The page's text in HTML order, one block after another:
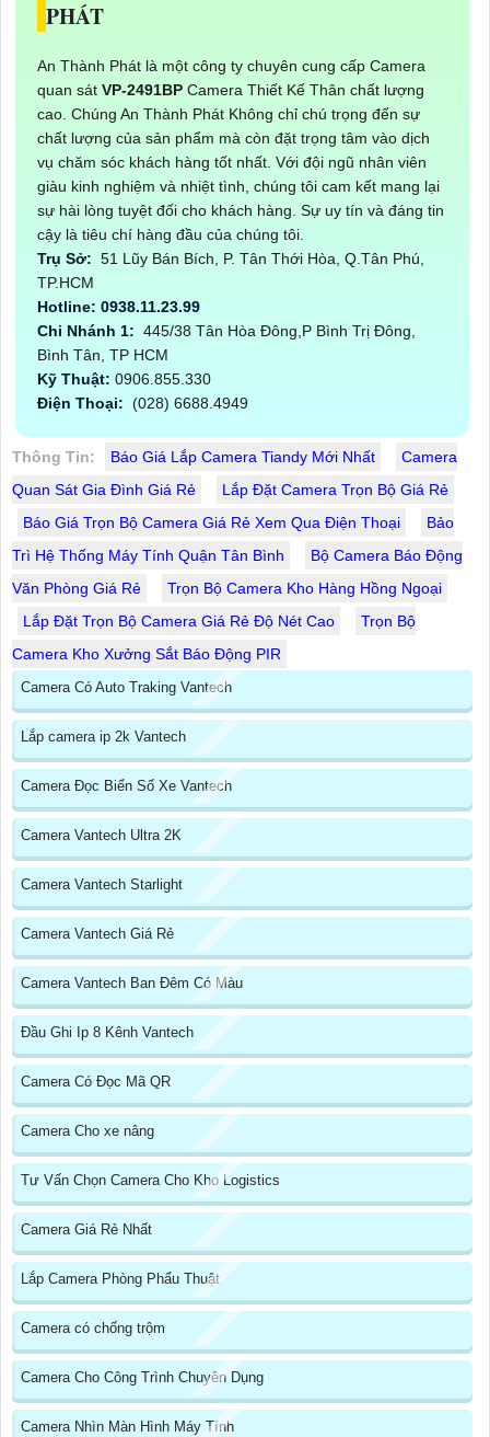
PHÁT
An Thành Phát là một công ty chuyên cung cấp Camera
quan sát VP-2491BP Camera Thiết Kế Thân chất lượng
cao. Chúng An Thành Phát Không chỉ chú trọng đến sự
chất lượng của sản phẩm mà còn đặt trọng tâm vào dịch
vụ chăm sóc khách hàng tốt nhất. Với đội ngũ nhân viên
giàu kinh nghiệm và nhiệt tình, chúng tôi cam kết mang lại
sự hài lòng tuyệt đối cho khách hàng. Sự uy tín và đáng tin
cậy là tiêu chí hàng đầu của chúng tôi.
Trụ Sở: 51 Lũy Bán Bích, P. Tân Thới Hòa, Q.Tân Phú,
TP.HCM
Hotline: 0938.11.23.99
Chi Nhánh 1: 445/38 Tân Hòa Đông,P Bình Trị Đông,
Bình Tân, TP HCM
Kỹ Thuật: 0906.855.330
Điện Thoại: (028) 6688.4949
Thông Tin: Báo Giá Lắp Camera Tiandy Mới Nhất
Camera
Quan Sát Gia Đình Giá Rẻ
Lắp Đặt Camera Trọn Bộ Giá Rẻ
Báo Giá Trọn Bộ Camera Giá Rẻ Xem Qua Điện Thoại
Bảo
Trì Hệ Thống Máy Tính Quận Tân Bình
Bộ Camera Báo Động
Văn Phòng Giá Rẻ
Trọn Bộ Camera Kho Hàng Hồng Ngoại
Lắp Đặt Trọn Bộ Camera Giá Rẻ Độ Nét Cao
Trọn Bộ
Camera Kho Xưởng Sắt Báo Động PIR
Camera Có Auto Traking Vantech
Lắp camera ip 2k Vantech
Camera Đọc Biển Số Xe Vantech
Camera Vantech Ultra 2K
Camera Vantech Starlight
Camera Vantech Giá Rẻ
Camera Vantech Ban Đêm Có Màu
Đầu Ghi Ip 8 Kênh Vantech
Camera Có Đọc Mã QR
Camera Cho xe nâng
Tư Vấn Chọn Camera Cho Kho Logistics
Camera Giá Rẻ Nhất
Lắp Camera Phòng Phẩu Thuật
Camera có chống trộm
Camera Cho Công Trình Chuyên Dụng
Camera Nhìn Màn Hình Máy Tính